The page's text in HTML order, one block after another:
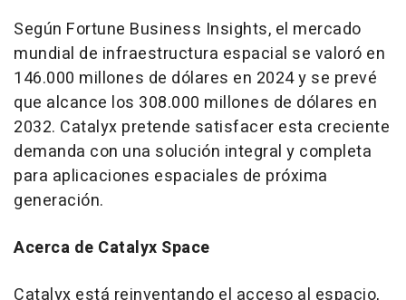
Según Fortune Business Insights, el mercado
mundial de infraestructura espacial se valoró en
146.000 millones de dólares en 2024 y se prevé
que alcance los 308.000 millones de dólares en
2032. Catalyx pretende satisfacer esta creciente
demanda con una solución integral y completa
para aplicaciones espaciales de próxima
generación.
Acerca de Catalyx Space
Catalyx está reinventando el acceso al espacio,